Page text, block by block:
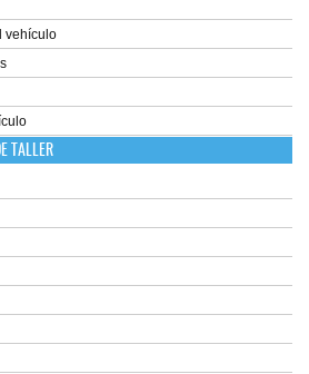
vehículo
TALLER